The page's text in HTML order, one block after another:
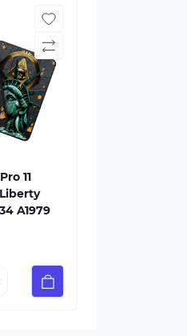
11
A1979